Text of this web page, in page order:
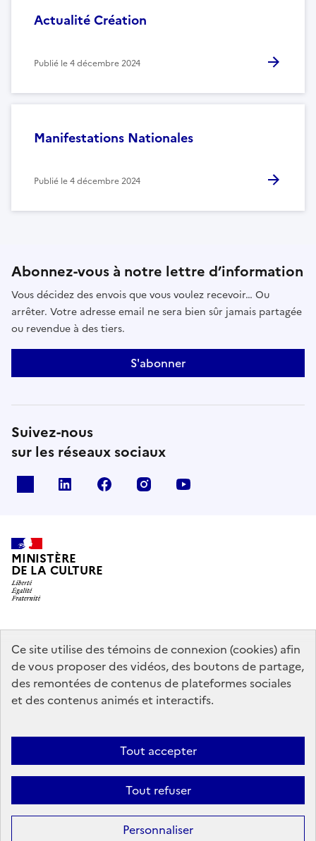
Ce site utilise des témoins de connexion (cookies) afin
de vous proposer des vidéos, des boutons de partage,
des remontées de contenus de plateformes sociales
et des contenus animés et interactifs.
Tout accepter
Tout refuser
Personnaliser
Actualité Création
Publié le4 décembre 2024
Manifestations Nationales
Publié le4 décembre 2024
Abonnez-vous à notre lettre d’information
Vous décidez des envois que vous voulez recevoir… Ou
arrêter. Votre adresse email ne sera bien sûr jamais partagée
ou revendue à des tiers.
S'abonner
Suivez-nous
sur les réseaux sociaux
linkedin facebook instagram
MINISTÈRE
DE LA CULTURE
data.gouv.fr legifrance.gouv.fr
info.gouv.fr
service-public.gouv.fr
Mentions légales Accessibilité : partiellement conforme
Politique
d’utilisation des témoins de connexion (cookies)
Plan du site
Sauf mention contraire, tous les contenus de ce site sont sous